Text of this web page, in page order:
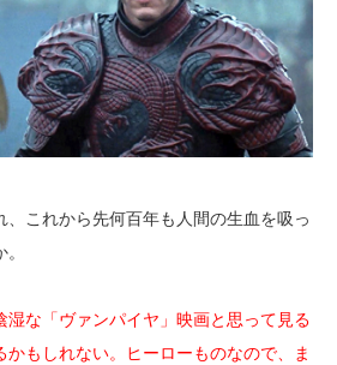
、これから先何百年も人間の生血を吸っ
湿な「ヴァンパイヤ」映画と思って見る
かもしれない。ヒーローものなので、ま